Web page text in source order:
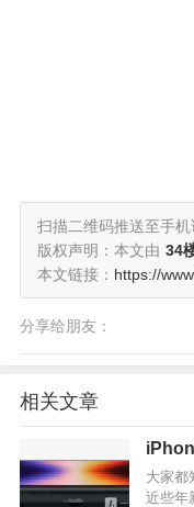
扫描二维码推送至手机
版权声明：本文由 34
本文链接： https://
分享给朋友：
相关文章
等级
大家都
近些年